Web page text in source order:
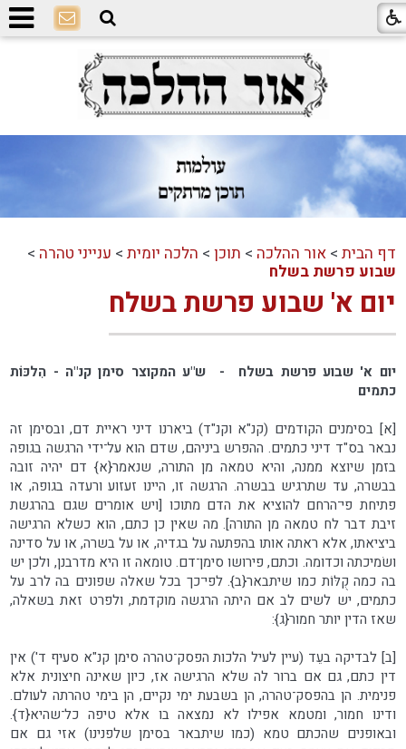
דף הבית >אור ההלכה > תוכן > הלכה יומית > ענייני טהרה >
שבוע פרשת בשלח
יום א' שבוע פרשת בשלח
יום א' שבוע פרשת בשלח - ש"ע המקוצר סימן קנ"ה - הִלכּוֹת
כתמים
[א] בסימנים הקודמים (קנ"א וקנ"ד) ביארנו דיני ראיית דם, ובסימן זה
נבאר בס"ד דיני כתמים. ההפרש ביניהם, שדם הוא על־ידי הרגשה בגופה
בזמן שיוצא ממנה, והיא טמאה מן התורה, שנאמר{א} דם יהיה זובה
בבשרה, עד שתרגיש בבשרה. הרגשה זו, היינו זעזוע ורעדה בגופה, או
פתיחת פי־הרחם להוציא את הדם מתוכו [ויש אומרים שגם בהרגשת
זיבת דבר לח טמאה מן התורה]. מה שאין כן כתם, הוא כשלא הרגישה
ביציאתו, אלא ראתה אותו בהפתעה על בגדיה, או על בשרה, או על סדינה
ושׂמיכתה וכדומה. וכתם, פירושו סימן־דם. טומאה זו היא מדרבנן, ולכן יש
בה כמה קֻלּוֹת כמו שיתבאר{ב}. לפי־כך בכל שאלה שפונים בה לרב על
כתמים, יש לשים לב אם היתה הרגשה מוקדמת, ולפרט זאת בשאלה,
שאז הדין יותר חמור{ג}:
[ב] לבדיקה בעֵד (עיין לעיל הלכות הפסק־טהרה סימן קנ"א סעיף ד') אין
דין כתם, גם אם ברור לה שלא הרגישה אז, כיון שאינה חיצונית אלא
פנימית. הן בהפסק־טהרה, הן בשבעת ימי נקיים, הן בימי טהרתה לעולם.
ודינו חמור, ומטמא אפילו לא נמצאה בו אלא טיפה כל־שהיא{ד}.
ובאופנים שהכתם טמא (כמו שיתבאר בסימן שלפנינו) אזי גם אם